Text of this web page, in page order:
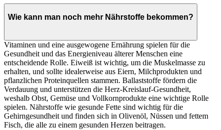
Wie kann man noch mehr Nährstoffe bekommen?
Vitaminen und eine ausgewogene Ernährung spielen für die
Gesundheit und das Energieniveau älterer Menschen eine
entscheidende Rolle. Eiweiß ist wichtig, um die Muskelmasse zu
erhalten, und sollte idealerweise aus Eiern, Milchprodukten und
pflanzlichen Proteinquellen stammen. Ballaststoffe fördern die
Verdauung und unterstützen die Herz-Kreislauf-Gesundheit,
weshalb Obst, Gemüse und Vollkornprodukte eine wichtige Rolle
spielen. Nährstoffe wie gesunde Fette sind wichtig für die
Gehirngesundheit und finden sich in Olivenöl, Nüssen und fettem
Fisch, die alle zu einem gesunden Herzen beitragen.